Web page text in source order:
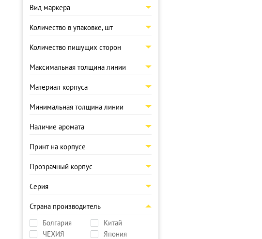
Вид маркера
Количество в упаковке, шт
Количество пишущих сторон
Максимальная толщина линии
Материал корпуса
Минимальная толщина линии
Наличие аромата
Принт на корпусе
Прозрачный корпус
Серия
Страна производитель
Болгария
Китай
ЧЕХИЯ
Япония